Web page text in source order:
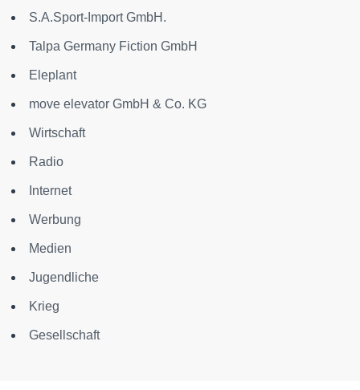
S.A.Sport-Import GmbH.
Talpa Germany Fiction GmbH
Eleplant
move elevator GmbH & Co. KG
Wirtschaft
Radio
Internet
Werbung
Medien
Jugendliche
Krieg
Gesellschaft